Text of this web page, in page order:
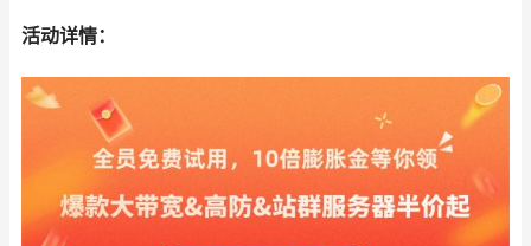
活动详情：